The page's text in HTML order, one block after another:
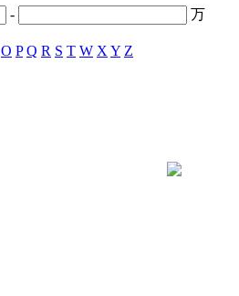
- 万
O P Q R S T W X Y Z